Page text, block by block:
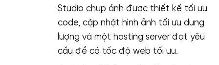
Studio chụp ảnh được thiết kế tối ưu
code, cập nhật hình ảnh tối ưu dung
lượng và một hosting server đạt yêu
cầu để có tốc độ web tối ưu.